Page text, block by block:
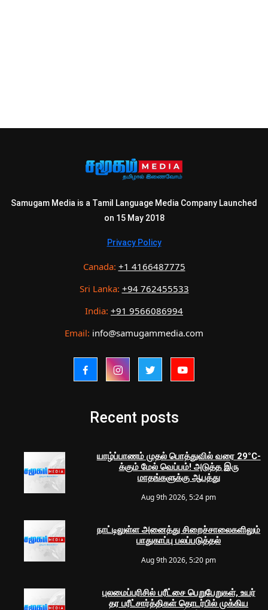
Samugam Media is a Tamil Language Media Company Launched
on 15 May 2018
Privacy Policy
Canada: +1 4166487775
Sri Lanka: +94 762455533
India: +91 9566086994
Email: info@samugammedia.com
Recent posts
யாழ்ப்பாணம் முதல் பொத்துவில் வரை 29°C-
க்கும் மேல் வெப்பம்! அடுத்த இரு
மாதங்களுக்கு ஆபத்து
Aug 9th 2026, 5:24 pm
நாட்டிலுள்ள அனைத்து சிறைச்சாலைகளிலும்
பாதுகாப்பு பலப்படுத்தல்
Aug 9th 2026, 5:20 pm
புலமைப்பரிசில் பரீட்சை பெறுபேறுகள், உயர்
தர பரீட்சார்த்திகள் தொடர்பில் முக்கிய